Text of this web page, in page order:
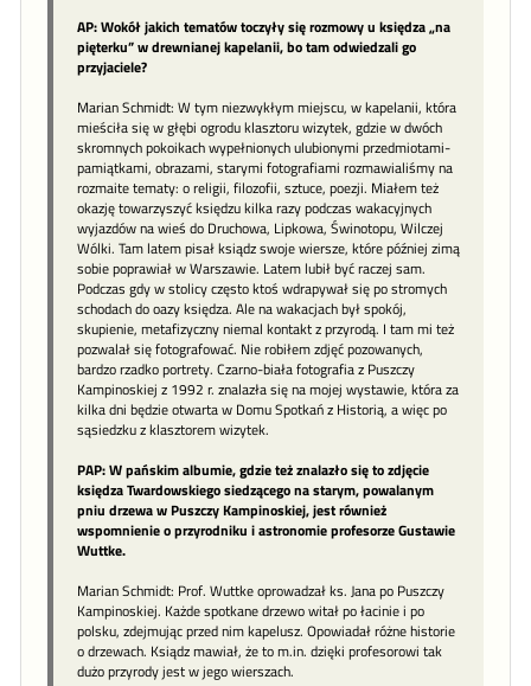
AP: Wokół jakich tematów toczyły się rozmowy u księdza „na
pięterku” w drewnianej kapelanii, bo tam odwiedzali go
przyjaciele?
Marian Schmidt: W tym niezwykłym miejscu, w kapelanii, która
mieściła się w głębi ogrodu klasztoru wizytek, gdzie w dwóch
skromnych pokoikach wypełnionych ulubionymi przedmiotami-
pamiątkami, obrazami, starymi fotografiami rozmawialiśmy na
rozmaite tematy: o religii, filozofii, sztuce, poezji. Miałem też
okazję towarzyszyć księdzu kilka razy podczas wakacyjnych
wyjazdów na wieś do Druchowa, Lipkowa, Świnotopu, Wilczej
Wólki. Tam latem pisał ksiądz swoje wiersze, które później zimą
sobie poprawiał w Warszawie. Latem lubił być raczej sam.
Podczas gdy w stolicy często ktoś wdrapywał się po stromych
schodach do oazy księdza. Ale na wakacjach był spokój,
skupienie, metafizyczny niemal kontakt z przyrodą. I tam mi też
pozwalał się fotografować. Nie robiłem zdjęć pozowanych,
bardzo rzadko portrety. Czarno-biała fotografia z Puszczy
Kampinoskiej z 1992 r. znalazła się na mojej wystawie, która za
kilka dni będzie otwarta w Domu Spotkań z Historią, a więc po
sąsiedzku z klasztorem wizytek.
PAP: W pańskim albumie, gdzie też znalazło się to zdjęcie
księdza Twardowskiego siedzącego na starym, powalanym
pniu drzewa w Puszczy Kampinoskiej, jest również
wspomnienie o przyrodniku i astronomie profesorze Gustawie
Wuttke.
Marian Schmidt: Prof. Wuttke oprowadzał ks. Jana po Puszczy
Kampinoskiej. Każde spotkane drzewo witał po łacinie i po
polsku, zdejmując przed nim kapelusz. Opowiadał różne historie
o drzewach. Ksiądz mawiał, że to m.in. dzięki profesorowi tak
dużo przyrody jest w jego wierszach.